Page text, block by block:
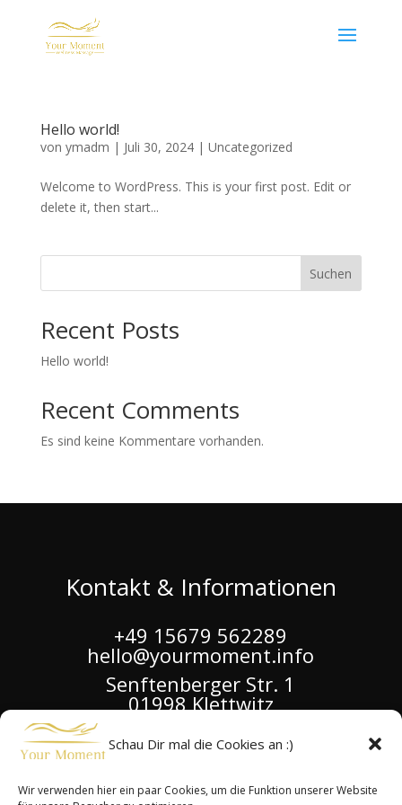
Schau Dir mal die Cookies an :)
Wir verwenden hier ein paar Cookies, um die Funktion unserer Website
Hello world!
von ymadm | Juli 30, 2024| Uncategorized
Welcome to WordPress. This is your first post. Edit or
delete it, then start...
Suchen
Recent Posts
Hello world!
Recent Comments
Es sind keine Kommentare vorhanden.
Kontakt & Informationen
+49 15679 562289
hello@yourmoment.info
Senftenberger Str. 1
01998 Klettwitz
Impressum & Datenschutz